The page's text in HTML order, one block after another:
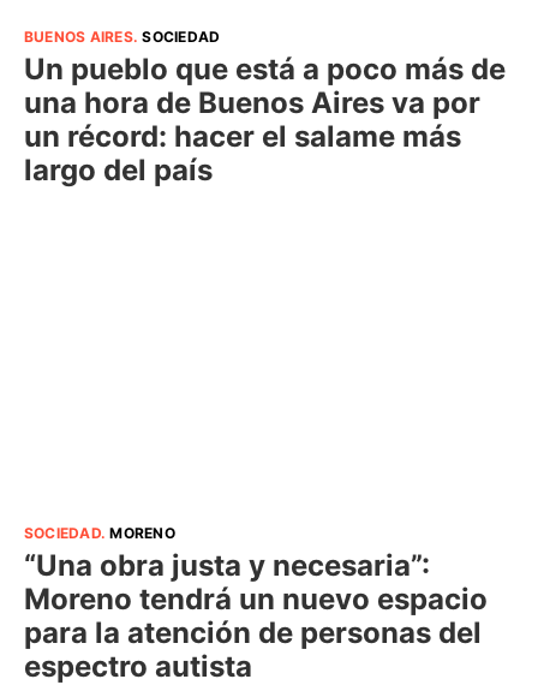
BUENOS AIRES.SOCIEDAD
Un pueblo que está a poco más de
una hora de Buenos Aires va por
un récord: hacer el salame más
largo del país
SOCIEDAD.MORENO
“Una obra justa y necesaria”:
Moreno tendrá un nuevo espacio
para la atención de personas del
espectro autista